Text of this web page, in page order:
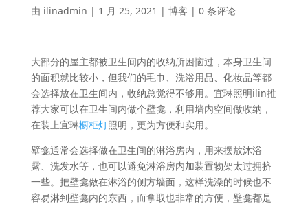
由 ilinadmin | 1 月 25, 2021 | 博客 | 0 条评论
大部分的屋主都被卫生间内的收纳所困恼过，本身卫生间
的面积就比较小，但我们的毛巾、洗浴用品、化妆品等都
会选择放在卫生间内，收纳总觉得不够用。宜琳照明ilin推
荐大家可以在卫生间内做个壁龛，利用墙内空间做收纳，
在装上宜琳橱柜灯照明，更为方便和实用。
壁龛通常会选择做在卫生间的淋浴房内，用来摆放沐浴
露、洗发水等，也可以避免淋浴房内加装置物架太过拥挤
一些。把壁龛做在淋浴的侧方墙面，这样洗澡的时候也不
容易淋到壁龛内的东西，而拿取也非常的方便，壁龛都是